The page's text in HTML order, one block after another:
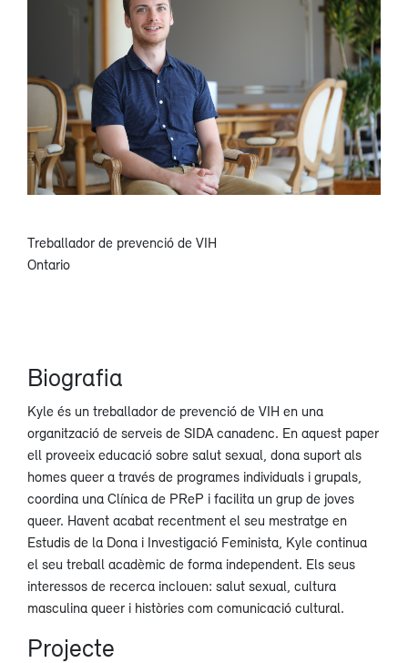
Treballador de prevenció de VIH
Ontario
Biografia
Kyle és un treballador de prevenció de VIH en una
organització de serveis de SIDA canadenc. En aquest paper
ell proveeix educació sobre salut sexual, dona suport als
homes queer a través de programes individuals i grupals,
coordina una Clínica de PReP i facilita un grup de joves
queer. Havent acabat recentment el seu mestratge en
Estudis de la Dona i Investigació Feminista, Kyle continua
el seu treball acadèmic de forma independent. Els seus
interessos de recerca inclouen: salut sexual, cultura
masculina queer i històries com comunicació cultural.
Projecte